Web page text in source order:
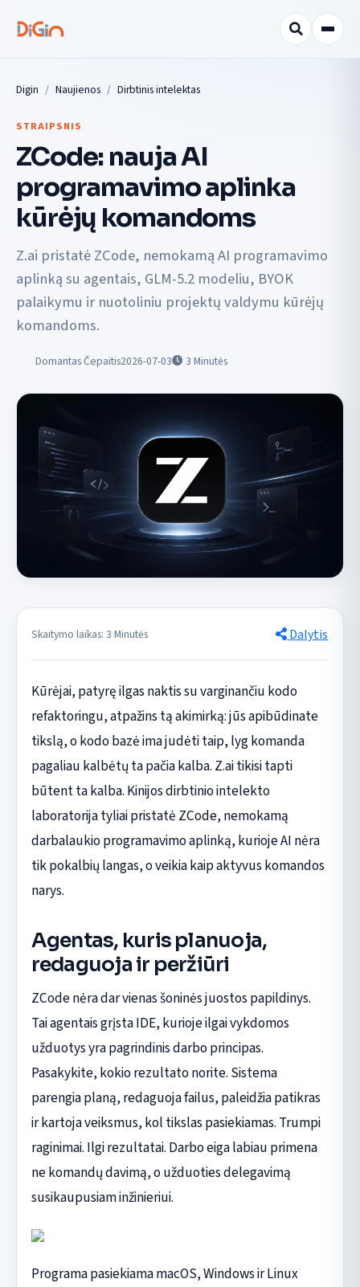
Digin Naujienos Dirbtinis intelektas
STRAIPSNIS
ZCode: nauja AI
programavimo aplinka
kūrėjų komandoms
Z.ai pristatė ZCode, nemokamą AI programavimo
aplinką su agentais, GLM-5.2 modeliu, BYOK
palaikymu ir nuotoliniu projektų valdymu kūrėjų
komandoms.
Domantas Čepaitis2026-07-03 3 Minutės
Skaitymo laikas: 3 Minutės Dalytis
Kūrėjai, patyrę ilgas naktis su varginančiu kodo
refaktoringu, atpažins tą akimirką: jūs apibūdinate
tikslą, o kodo bazė ima judėti taip, lyg komanda
pagaliau kalbėtų ta pačia kalba. Z.ai tikisi tapti
būtent ta kalba. Kinijos dirbtinio intelekto
laboratorija tyliai pristatė ZCode, nemokamą
darbalaukio programavimo aplinką, kurioje AI nėra
tik pokalbių langas, o veikia kaip aktyvus komandos
narys.
Agentas, kuris planuoja,
redaguoja ir peržiūri
ZCode nėra dar vienas šoninės juostos papildinys.
Tai agentais grįsta IDE, kurioje ilgai vykdomos
užduotys yra pagrindinis darbo principas.
Pasakykite, kokio rezultato norite. Sistema
parengia planą, redaguoja failus, paleidžia patikras
ir kartoja veiksmus, kol tikslas pasiekiamas. Trumpi
raginimai. Ilgi rezultatai. Darbo eiga labiau primena
ne komandų davimą, o užduoties delegavimą
susikaupusiam inžinieriui.
Programa pasiekiama macOS, Windows ir Linux